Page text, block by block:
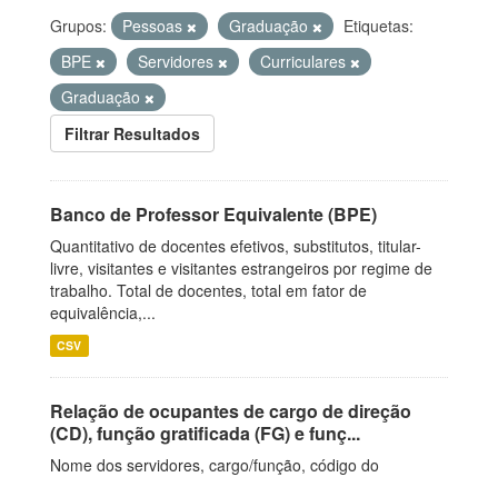
Grupos: Pessoas Graduação
Etiquetas:
BPE
Servidores
Curriculares
Graduação
Filtrar Resultados
Banco de Professor Equivalente (BPE)
Quantitativo de docentes efetivos, substitutos, titular-
livre, visitantes e visitantes estrangeiros por regime de
trabalho. Total de docentes, total em fator de
equivalência,...
CSV
Relação de ocupantes de cargo de direção
(CD), função gratificada (FG) e funç...
Nome dos servidores, cargo/função, código do